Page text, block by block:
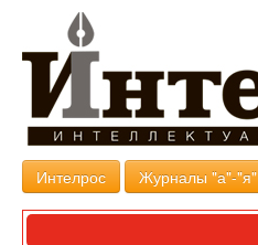
Интелрос Журналы "а"-"я"